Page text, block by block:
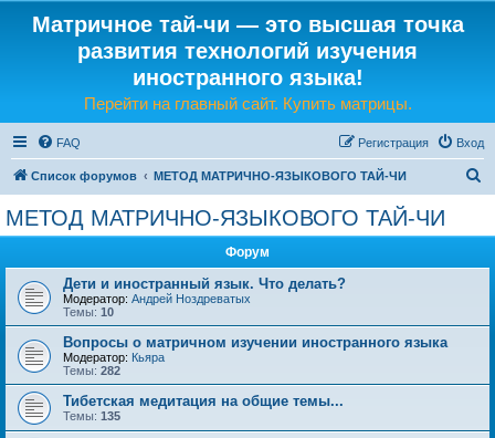
Матричное тай-чи — это высшая точка
развития технологий изучения
иностранного языка!
Перейти на главный сайт. Купить матрицы.
FAQ Вход
Регистрация
Список форумов МЕТОД МАТРИЧНО-ЯЗЫКОВОГО ТАЙ-ЧИ
МЕТОД МАТРИЧНО-ЯЗЫКОВОГО ТАЙ-ЧИ
Форум
Дети и иностранный язык. Что делать?
Модератор: Андрей Ноздреватых
Темы: 10
Вопросы о матричном изучении иностранного языка
Модератор: Кьяра
Темы: 282
Тибетская медитация на общие темы...
Темы: 135